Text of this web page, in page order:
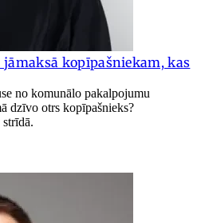
kopīpašniekam, kas
no komunālo pakalpojumu
dzīvo otrs kopīpašnieks?
strīdā.